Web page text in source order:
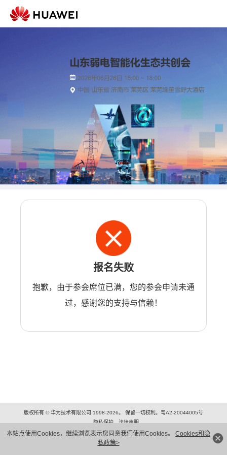
本站点使用Cookies，继续浏览表示您同意我们使用Cookies。 Cookies和隐
私政策>
报名失败
抱歉，由于参会席位已满，您的参会申请未通
过，感谢您的支持与信赖！
版权所有 © 华为技术有限公司 1998-2026。 保留一切权利。粤A2-20044005号
隐私保护
法律声明